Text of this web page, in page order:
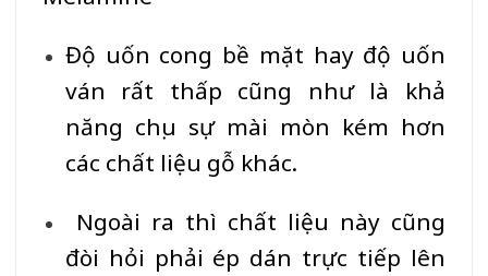
Độ uốn cong bề mặt hay độ uốn
ván rất thấp cũng như là khả
năng chịu sự mài mòn kém hơn
các chất liệu gỗ khác.
Ngoài ra thì chất liệu này cũng
đòi hỏi phải ép dán trực tiếp lên